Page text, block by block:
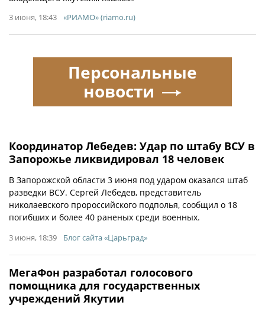
3 июня, 18:43 «РИАМО» (riamo.ru)
Координатор Лебедев: Удар по штабу ВСУ в
Запорожье ликвидировал 18 человек
В Запорожской области 3 июня под ударом оказался штаб
разведки ВСУ. Сергей Лебедев, представитель
николаевского пророссийского подполья, сообщил о 18
погибших и более 40 раненых среди военных.
3 июня, 18:39 Блог сайта «Царьград»
МегаФон разработал голосового
помощника для государственных
учреждений Якутии
Персональные
новости